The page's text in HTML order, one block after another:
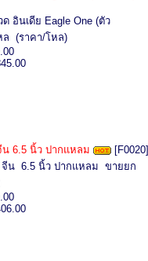
อินเดีย Eagle One (ตัว
ล (ราคา/โหล)
6.5 นิ้ว ปากแหลม
[F0020]
น 6.5 นิ้ว ปากแหลม ขายยก